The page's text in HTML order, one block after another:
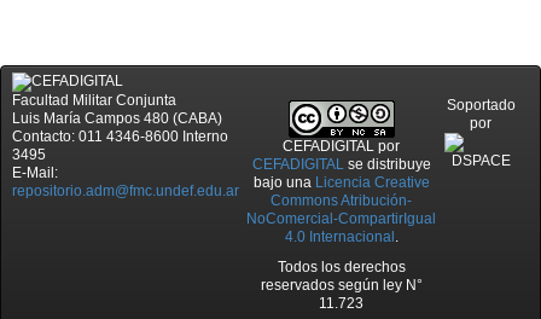
Facultad Militar Conjunta
Luis María Campos 480 (CABA)
Contacto: 011 4346-8600 Interno
3495
E-Mail:
repositorio.adm@fmc.undef.edu.ar
CEFADIGITAL por
CEFADIGITALse distribuye
bajo una Licencia Creative
Commons Atribución-
NoComercial-CompartirIgual
4.0 Internacional .
Todos los derechos
reservados según ley N°
11.723
Soportado
por